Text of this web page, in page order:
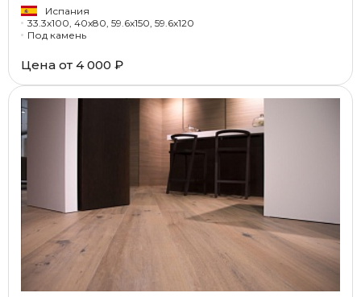
Испания
33.3x100, 40x80, 59.6x150, 59.6x120
Под камень
Цена от 4 000 ₽